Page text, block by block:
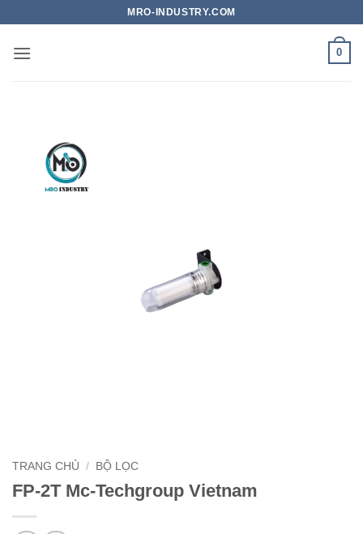
nội
MRO-INDUSTRY.COM
0
TRANG CHỦ / BỘ LỌC
FP-2T Mc-Techgroup Vietnam